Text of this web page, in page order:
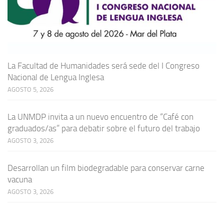
La Facultad de Humanidades será sede del I Congreso
Nacional de Lengua Inglesa
AGOSTO 5, 2026
La UNMDP invita a un nuevo encuentro de “Café con
graduados/as” para debatir sobre el futuro del trabajo
AGOSTO 3, 2026
Desarrollan un film biodegradable para conservar carne
vacuna
AGOSTO 3, 2026